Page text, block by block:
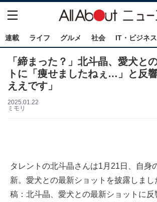
連載 ライフ グルメ 社会 IT・ビジネス
「締まった？」北斗晶、愛犬と
トに「痩せましたねぇ…」と反
ええです」
2025.01.22
ミモリ
タレントの北斗晶さんは1月21日、自身
新。愛犬との最新ショットを披露しまし
稿：北斗晶、愛犬との最新ショットに反